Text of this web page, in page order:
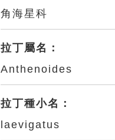
角海星科
拉丁屬名：
Anthenoides
拉丁種小名：
laevigatus